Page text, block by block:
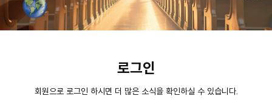
로그인
회원으로 로그인 하시면 더 많은 소식을 확인하실 수 있습니다.